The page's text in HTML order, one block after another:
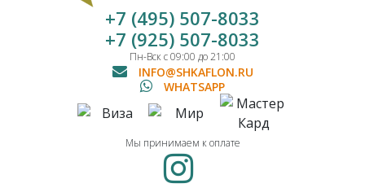
+7 (495) 507-8033
+7 (925) 507-8033
Пн-Вск с 09:00 до 21:00
INFO@SHKAFLON.RU
WHATSAPP
Мы принимаем к оплате